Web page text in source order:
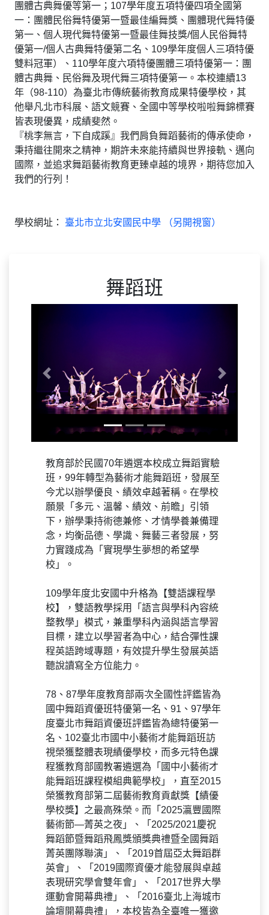
團體古典舞優等第一；107學年度五項特優四項全國第
一：團體民俗舞特優第一暨最佳編舞獎、團體現代舞特優
第一、個人現代舞特優第一暨最佳舞技獎/個人民俗舞特
優第一/個人古典舞特優第二名、109學年度個人三項特優
雙料冠軍）、110學年度六項特優團體三項特優第一：團
體古典舞、民俗舞及現代舞三項特優第一。本校連續13
年（98-110）為臺北市傳統藝術教育成果特優學校，其
他舉凡北市科展、語文競賽、全國中等學校啦啦舞錦標賽
皆表現優異，成績斐然。
『桃李無言，下自成蹊』我們肩負舞蹈藝術的傳承使命，
秉持繼往開來之精神，期許未來能持續與世界接軌、邁向
國際，並追求舞蹈藝術教育更臻卓越的境界，期待您加入
我們的行列！
學校網址： 臺北市立北安國民中學 （另開視窗）
舞蹈班
Previous Next
教育部於民國70年遴選本校成立舞蹈實驗
班，99年轉型為藝術才能舞蹈班，發展至
今尤以辦學優良、績效卓越著稱。在學校
願景「多元、溫馨、績效、前瞻」引領
下，辦學秉持術德兼修、才情學養兼備理
念，均衡品德、學識、舞藝三者發展，努
力實踐成為「實現學生夢想的希望學
校」。
109學年度北安國中升格為【雙語課程學
校】，雙語教學採用「語言與學科內容統
整教學」模式，兼重學科內涵與語言學習
目標，建立以學習者為中心，結合彈性課
程英語跨域專題，有效提升學生發展英語
聽說讀寫全方位能力。
78、87學年度教育部兩次全國性評鑑皆為
國中舞蹈資優班特優第一名、91、97學年
度臺北市舞蹈資優班評鑑皆為總特優第一
名、102臺北市國中小藝術才能舞蹈班訪
視榮獲整體表現績優學校，而多元特色課
程獲教育部國教署遴選為「國中小藝術才
能舞蹈班課程模組典範學校」，直至2015
榮獲教育部第二屆藝術教育貢獻獎【績優
學校獎】之最高殊榮。而「2025瀛豐國際
藝術節—菁英之夜」、「2025/2021慶祝
舞蹈節暨舞蹈飛鳳獎頒獎典禮暨全國舞蹈
菁英團隊聯演」、「2019首屆亞太舞蹈群
英會」、「2019國際資優才能發展與卓越
表現研究學會雙年會」、「2017世界大學
運動會開幕典禮」、「2016臺北上海城市
論壇開幕典禮」，本校皆為全臺唯一獲邀